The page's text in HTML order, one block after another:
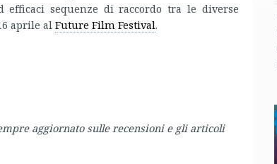
sequenze di raccordo tra le diverse
aprile al Future Film Festival.
aggiornato sulle recensioni e gli articoli